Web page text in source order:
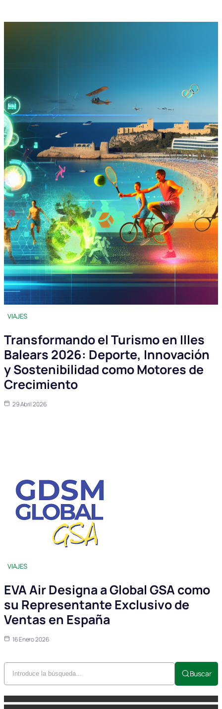
VIAJES
Transformando el Turismo en Illes
Balears 2026: Deporte, Innovación
y Sostenibilidad como Motores de
Crecimiento
29 Abril 2026
VIAJES
EVA Air Designa a Global GSA como
su Representante Exclusivo de
Ventas en España
16 Enero 2026
Buscar